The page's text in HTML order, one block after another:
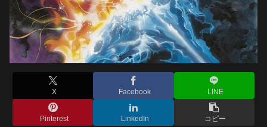
X Facebook LINE
Pinterest LinkedIn コピー